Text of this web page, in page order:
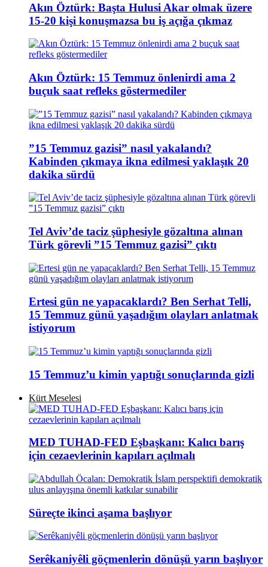
Akın Öztürk: Başta Hulusi Akar olmak üzere
15-20 kişi konuşmazsa bu iş açığa çıkmaz
Akın Öztürk: 15 Temmuz önlenirdi ama 2
buçuk saat refleks göstermediler
”15 Temmuz gazisi” nasıl yakalandı?
Kabinden çıkmaya ikna edilmesi yaklaşık 20
dakika sürdü
Tel Aviv’de taciz şüphesiyle gözaltına alınan
Türk görevli ”15 Temmuz gazisi” çıktı
Ertesi gün ne yapacaklardı? Ben Serhat Telli,
15 Temmuz günü yaşadığım olayları anlatmak
istiyorum
15 Temmuz’u kimin yaptığı sonuçlarında gizli
Kürt Meselesi
MED TUHAD-FED Eşbaşkanı: Kalıcı barış
için cezaevlerinin kapıları açılmalı
Süreçte ikinci aşama başlıyor
Serêkaniyêli göçmenlerin dönüşü yarın başlıyor